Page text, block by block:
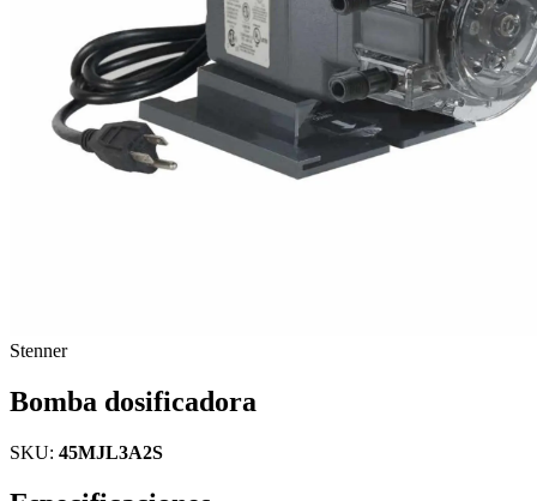
Stenner
Bomba dosificadora
SKU: 45MJL3A2S